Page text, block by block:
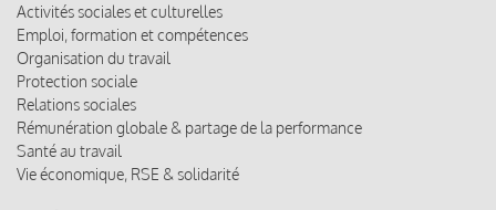
Activités sociales et culturelles
Emploi, formation et compétences
Organisation du travail
Protection sociale
Relations sociales
Rémunération globale & partage de la performance
Santé au travail
Vie économique, RSE & solidarité